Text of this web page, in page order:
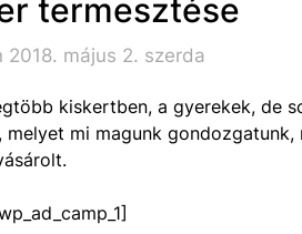
termesztése
2018. május 2. szerda
kiskertben, a gyerekek, de
mi magunk gondozgatunk,